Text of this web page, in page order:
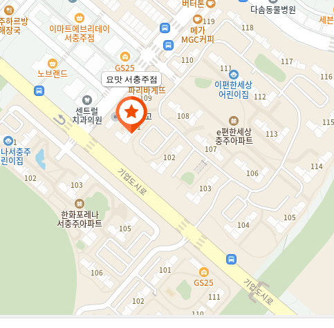
요맛 서충주점